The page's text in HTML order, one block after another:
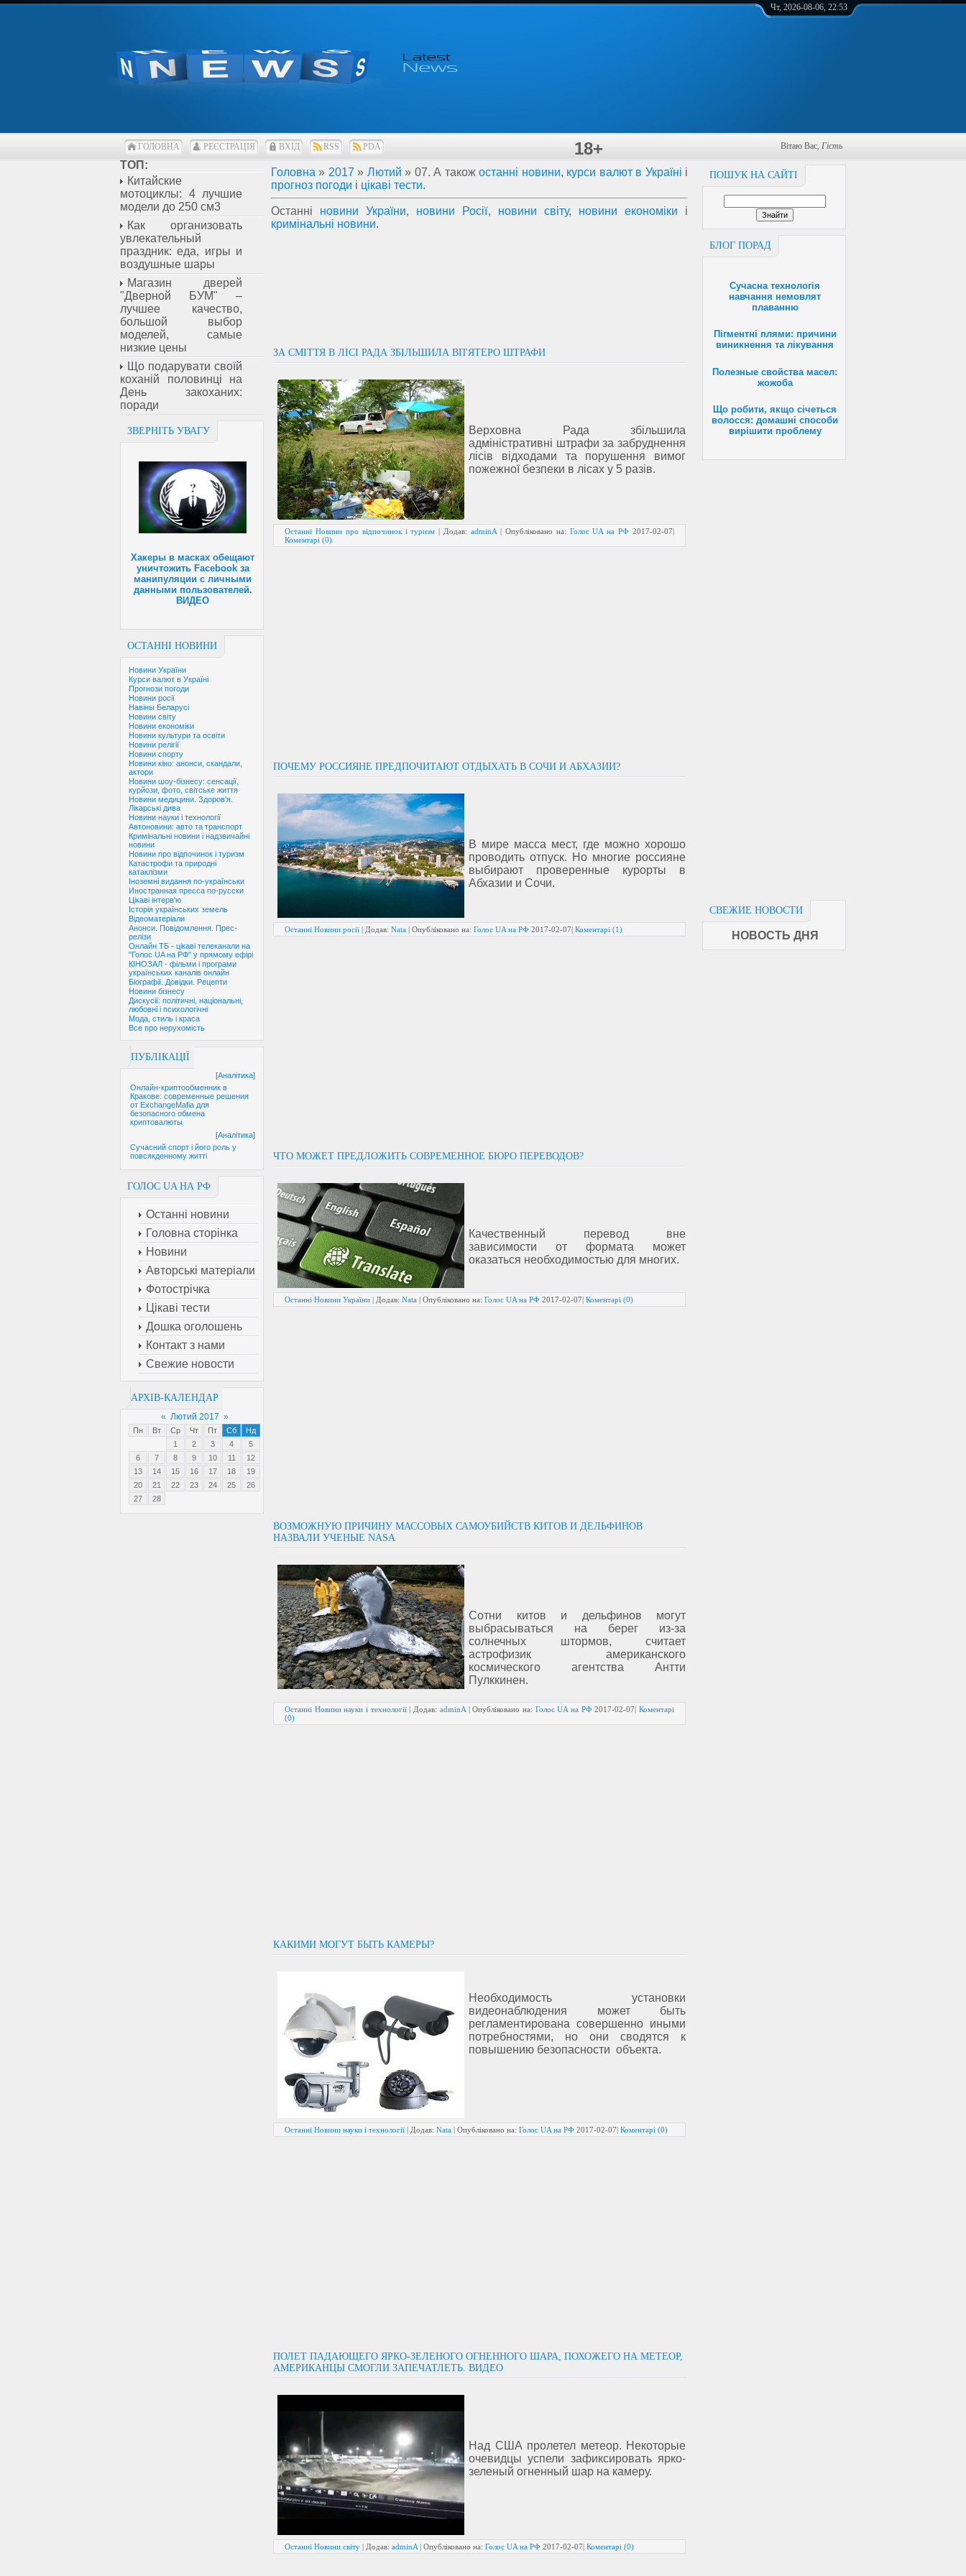
Чт, 2026-08-06, 22:53
ГОЛОВНА РЕЄСТРАЦІЯ ВХІД RSS PDA 18+ Вітаю Вас, Гість
ТОП:
Китайские
мотоциклы: 4 лучшие
модели до 250 см3
Как организовать
увлекательный
праздник: еда, игры и
воздушные шары
Магазин дверей
"Дверной БУМ" –
лучшее качество,
большой выбор
моделей, самые
низкие цены
Що подарувати своїй
коханій половинці на
День закоханих:
поради
ЗВЕРНІТЬ УВАГУ
Хакеры в масках обещают
уничтожить Facebook за
манипуляции с личными
данными пользователей.
ВИДЕО
ОСТАННІ НОВИНИ
Новини України
Курси валют в Україні
Прогнози погоди
Новини росії
Навіны Беларусі
Новини світу
Новини економіки
Новини культури та освіти
Новини релігії
Новини спорту
Новини кіно: анонси, скандали,
актори
Новини шоу-бізнесу: сенсації,
курйози, фото, світське життя
Новини медицини. Здоров'я.
Лікарські дива
Новини науки і технології
Автоновини: авто та транспорт
Кримінальні новини і надзвичайні
новини
Новини про відпочинок і туризм
Катастрофи та природні
катаклізми
Іноземні видання по-українськи
Иностранная пресса по-русски
Цікаві інтерв'ю
Історія українських земель
Відеоматеріали
Анонси. Повідомлення. Прес-
релізи
Онлайн ТБ - цікаві телеканали на
"Голос UA на РФ" у прямому ефірі
КІНОЗАЛ - фільми і програми
українських каналів онлайн
Біографії. Довідки. Рецепти
Новини бізнесу
Дискусії: політичні, національні,
любовні і психологічні
Мода, стиль і краса
Все про нерухомість
ПУБЛІКАЦІЇ
[Аналітика]
Онлайн-криптообменник в
Кракове: современные решения
от ExchangeMafia для
безопасного обмена
криптовалюты
[Аналітика]
Сучасний спорт і його роль у
повсякденному житті
ГОЛОС UA НА РФ
Останні новини
Головна сторінка
Новини
Авторські матеріали
Фотострічка
Цікаві тести
Дошка оголошень
Контакт з нами
Свежие новости
АРХІВ-КАЛЕНДАР
« Лютий 2017 »
Пн Вт Ср Чт Пт Сб
Нд
1
2 3 4
5
6
7 8 9 10 11
12
13
14 15 16 17 18
19
20
21 22 23 24 25
26
27
28
ПОШУК НА САЙТІ
БЛОГ ПОРАД
Сучасна технологія
навчання немовлят
плаванню
Пігментні плями: причини
виникнення та лікування
Полезные свойства масел:
жожоба
Що робити, якщо січеться
волосся: домашні способи
вирішити проблему
СВЕЖИЕ НОВОСТИ
НОВОСТЬ ДНЯ
Головна » 2017 » Лютий » 07. А такожостанні новини, курси валют в Україні і
прогноз погоди і цікаві тести.
Останні новини України, новини Росії, новини світу, новини економіки і
кримінальні новини.
ЗА СМІТТЯ В ЛІСІ РАДА ЗБІЛЬШИЛА ВП'ЯТЕРО ШТРАФИ
Верховна Рада збільшила
адміністративні штрафи за забруднення
лісів відходами та порушення вимог
пожежної безпеки в лісах у 5 разів.
Останні Новини про відпочинок і туризм | Додав: adminA | Опубліковано на: Голос UA на РФ 2017-02-07|
Коментарі (0)
ПОЧЕМУ РОССИЯНЕ ПРЕДПОЧИТАЮТ ОТДЫХАТЬ В СОЧИ И АБХАЗИИ?
В мире масса мест, где можно хорошо
проводить отпуск. Но многие россияне
выбирают проверенные курорты в
Абхазии и Сочи.
Останні Новини росії | Додав: Nata | Опубліковано на: Голос UA на РФ 2017-02-07| Коментарі (1)
ЧТО МОЖЕТ ПРЕДЛОЖИТЬ СОВРЕМЕННОЕ БЮРО ПЕРЕВОДОВ?
Качественный перевод вне
зависимости от формата может
оказаться необходимостью для многих.
Останні Новини України | Додав: Nata | Опубліковано на: Голос UA на РФ 2017-02-07| Коментарі (0)
ВОЗМОЖНУЮ ПРИЧИНУ МАССОВЫХ САМОУБИЙСТВ КИТОВ И ДЕЛЬФИНОВ
НАЗВАЛИ УЧЕНЫЕ NASA
Сотни китов и дельфинов могут
выбрасываться на берег из-за
солнечных штормов, считает
астрофизик американского
космического агентства Антти
Пулккинен.
Останні Новини науки і технології| Додав: adminA| Опубліковано на: Голос UA на РФ 2017-02-07| Коментарі
(0)
КАКИМИ МОГУТ БЫТЬ КАМЕРЫ?
Необходимость установки
видеонаблюдения может быть
регламентирована совершенно иными
потребностями, но они сводятся к
повышению безопасности объекта.
Останні Новини науки і технології | Додав: Nata | Опубліковано на: Голос UA на РФ 2017-02-07| Коментарі (0)
ПОЛЕТ ПАДАЮЩЕГО ЯРКО-ЗЕЛЕНОГО ОГНЕННОГО ШАРА, ПОХОЖЕГО НА МЕТЕОР,
АМЕРИКАНЦЫ СМОГЛИ ЗАПЕЧАТЛЕТЬ. ВИДЕО
Над США пролетел метеор. Некоторые
очевидцы успели зафиксировать ярко-
зеленый огненный шар на камеру.
Останні Новини світу | Додав: adminA | Опубліковано на: Голос UA на РФ 2017-02-07| Коментарі (0)